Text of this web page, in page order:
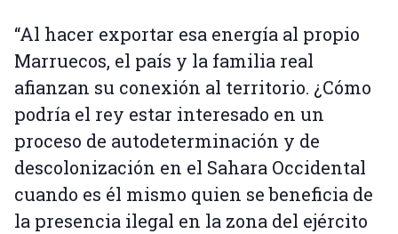
“Al hacer exportar esa energía al propio
Marruecos, el país y la familia real
afianzan su conexión al territorio. ¿Cómo
podría el rey estar interesado en un
proceso de autodeterminación y de
descolonización en el Sahara Occidental
cuando es él mismo quien se beneficia de
la presencia ilegal en la zona del ejército